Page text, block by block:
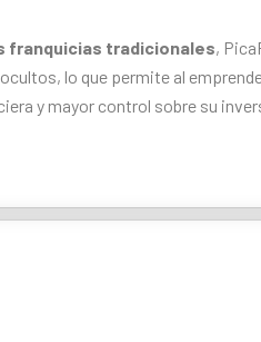
franquicias tradicionales,
lo que permite al
y mayor control sobre su